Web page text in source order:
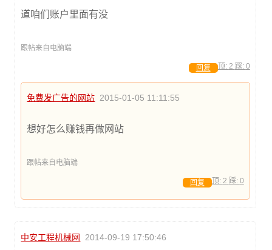
道咱们账户里面有没
跟帖来自电脑端
顶: 2 踩: 0
回复
免费发广告的网站 2015-01-05 11:11:55
想好怎么赚钱再做网站
跟帖来自电脑端
顶: 2 踩: 0
回复
中安工程机械网 2014-09-19 17:50:46